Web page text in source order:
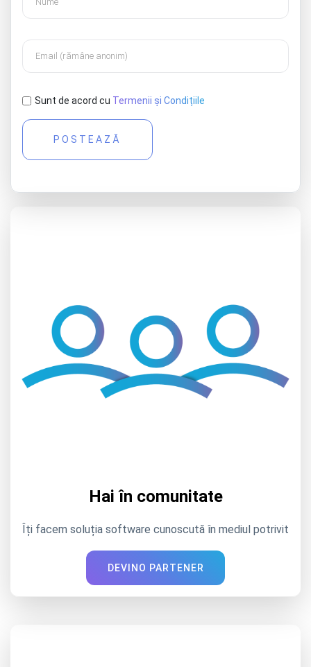
Sunt de acord cu Termenii și Condițiile
POSTEAZĂ
Hai în comunitate
Îți facem soluția software cunoscută în mediul potrivit
DEVINO PARTENER